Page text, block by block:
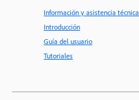
Información y asistencia técnica
Introducción
Guía del usuario
Tutoriales